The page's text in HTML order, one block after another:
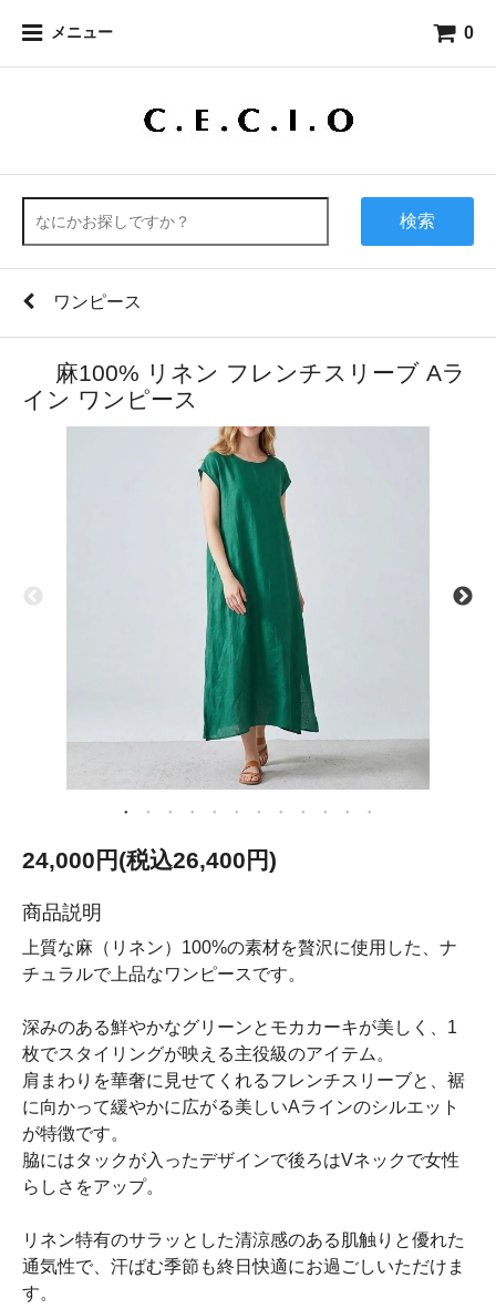
メニュー 0
検索
ワンピース
麻100% リネン フレンチスリーブ Aラ
イン ワンピース
24,000円(税込26,400円)
商品説明
上質な麻（リネン）100%の素材を贅沢に使用した、ナ
チュラルで上品なワンピースです。
深みのある鮮やかなグリーンとモカカーキが美しく、1
枚でスタイリングが映える主役級のアイテム。
肩まわりを華奢に見せてくれるフレンチスリーブと、裾
に向かって緩やかに広がる美しいAラインのシルエット
が特徴です。
脇にはタックが入ったデザインで後ろはVネックで女性
らしさをアップ。
リネン特有のサラッとした清涼感のある肌触りと優れた
通気性で、汗ばむ季節も終日快適にお過ごしいただけま
す。